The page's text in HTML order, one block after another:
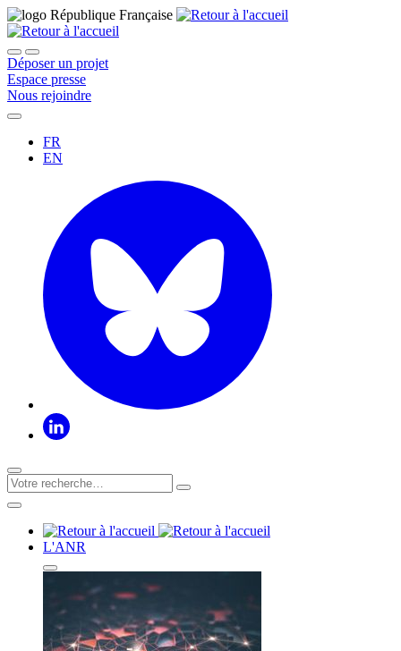
Déposer un projet
Espace presse
Nous rejoindre
FR
EN
L'ANR